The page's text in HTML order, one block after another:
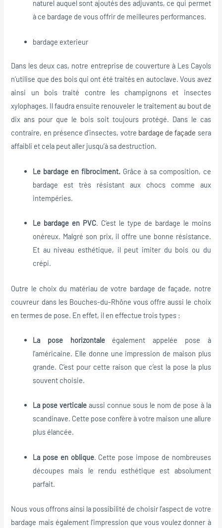
naturel auquel sont ajoutés des adjuvants, ce qui permet
à ce bardage de vous offrir de meilleures performances.
bardage exterieur
Dans les deux cas, notre entreprise de couverture à Les Cayols
n’utilise que des bois qui ont été traités en autoclave. Vous avez
ainsi un bois traité contre les champignons et insectes
xylophages. Il faudra ensuite renouveler le traitement au bout de
dix ans pour que le bois soit toujours protégé. Dans le cas
contraire, en présence d’insectes, votre bardage de façade sera
affaibli et cela peut aller jusqu’à sa destruction.
Le bardage en fibrociment.Grâce à sa composition, ce
bardage est très résistant aux chocs comme aux
intempéries.
Le bardage en PVC. C’est le type de bardage le moins
onéreux. Malgré son prix, il offre une bonne résistance.
Et au niveau esthétique, il peut imiter du bois ou du
crépi.
Outre le choix du matériau de votre bardage de façade, notre
couvreur dans les Bouches-du-Rhône vous offre aussi le choix
en termes de pose. En effet, il en effectue trois types :
La pose horizontaleégalement appelée pose à
l’américaine. Elle donne une impression de maison plus
grande. C’est pour cette raison que c’est la pose la plus
souvent choisie.
La pose verticale aussi connue sous le nom de pose à la
scandinave. Cette pose confère à votre maison une allure
plus élancée.
La pose en oblique. Cette pose impose de nombreuses
découpes mais le rendu esthétique est absolument
parfait.
Nous vous offrons ainsi la possibilité de choisir l’aspect de votre
bardage mais également l’impression que vous voulez donner à